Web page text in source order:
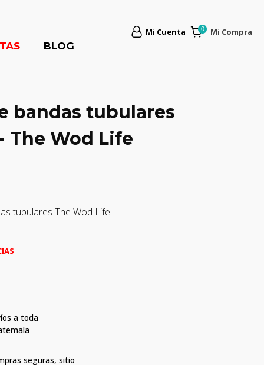
BLOG
Mi Cuenta Mi Compra
bandas tubulares
The Wod Life
tubulares The Wod Life.
a toda
seguras, sitio